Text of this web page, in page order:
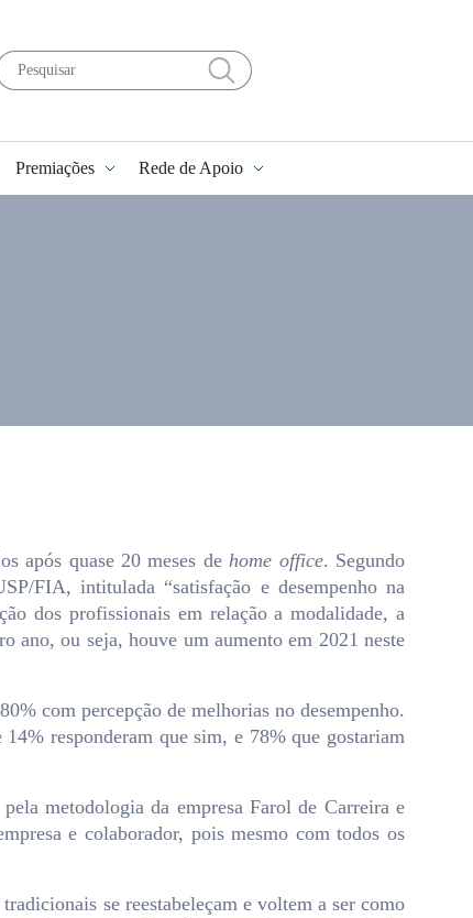
Premiações Rede de Apoio
após quase 20 meses dehome office. Segundo
FIA, intitulada “satisfação e desempenho na
dos profissionais em relação a modalidade, a
ano, ou seja, houve um aumento em 2021 neste
com percepção de melhorias no desempenho.
responderam que sim, e 78% que gostariam
metodologia da empresa Farol de Carreira e
e colaborador, pois mesmo com todos os
se reestabeleçam e voltem a ser como